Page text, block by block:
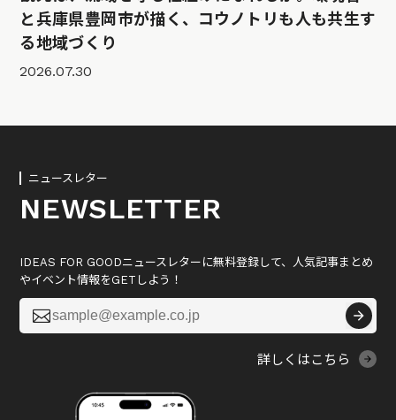
と兵庫県豊岡市が描く、コウノトリも人も共生す
る地域づくり
2026.07.30
ニュースレター
NEWSLETTER
IDEAS FOR GOODニュースレターに無料登録して、人気記事まとめ
やイベント情報をGETしよう！

詳しくはこちら